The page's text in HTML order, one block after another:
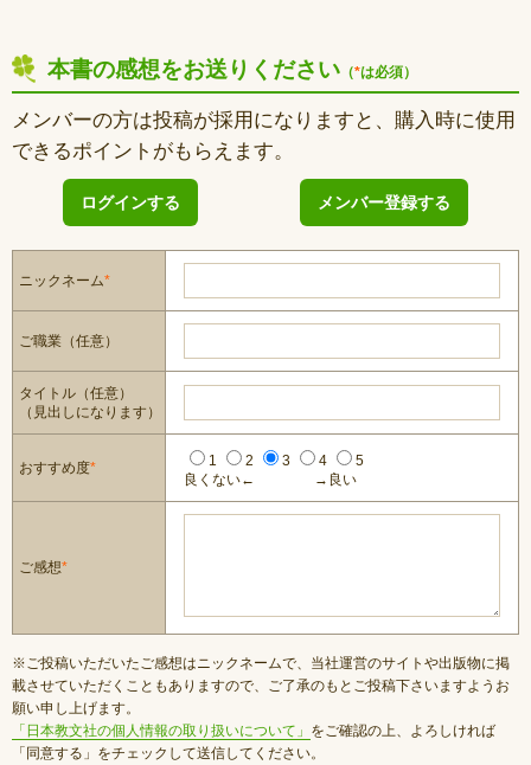
本書の感想をお送りください （*は必須）
メンバーの方は投稿が採用になりますと、購入時に使用
できるポイントがもらえます。
ログインする メンバー登録する
ニックネーム*
ご職業（任意）
タイトル（任意）
（見出しになります）
おすすめ度* 1 2 3 4
5
良くない←
→良い
ご感想*
※ご投稿いただいたご感想はニックネームで、当社運営のサイトや出版物に掲
載させていただくこともありますので、ご了承のもとご投稿下さいますようお
願い申し上げます。
「日本教文社の個人情報の取り扱いについて」 をご確認の上、よろしければ
「同意する」をチェックして送信してください。